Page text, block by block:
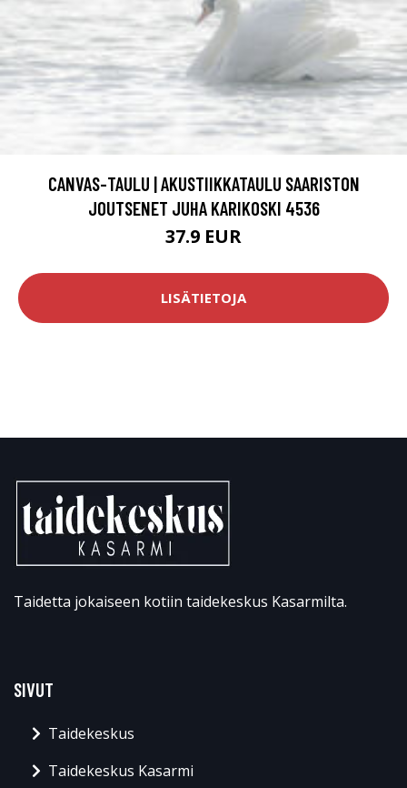
CANVAS-TAULU | AKUSTIIKKATAULU SAARISTON
JOUTSENET JUHA KARIKOSKI 4536
37.9 EUR
LISÄTIETOJA
Taidetta jokaiseen kotiin taidekeskus Kasarmilta.
SIVUT
Taidekeskus
Taidekeskus Kasarmi